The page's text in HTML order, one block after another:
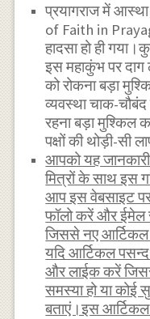
प्रयागराज में
of Faith in
हादसा हो ही
इस महाकुंभ पर दाग
को रोकना बड़ा
व्यवस्था चाक-
रहना बड़ा मुश्किल
पक्षों की थोड़ी-सी
आपको यह
मित्रों के साथ इस
आप इस वेबसाइट पर
फॉलो करें और ईमेल
जिससे नए
यदि आर्टिकल
और लाईक करें
समस्या हो या कोई
बताएं।इस आर्टिकल